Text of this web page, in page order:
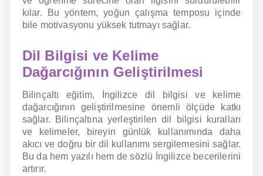
kılar. Bu yöntem, yoğun çalışma temposu içinde
bile motivasyonu yüksek tutmayı sağlar.
Dil Bilgisi ve Kelime
Dağarcığının Geliştirilmesi
Bilinçaltı eğitim, İngilizce dil bilgisi ve kelime
dağarcığının geliştirilmesine önemli ölçüde katkı
sağlar. Bilinçaltına yerleştirilen dil bilgisi kuralları
ve kelimeler, bireyin günlük kullanımında daha
akıcı ve doğru bir dil kullanımı sergilemesini sağlar.
Bu da hem yazılı hem de sözlü İngilizce becerilerini
artırır.